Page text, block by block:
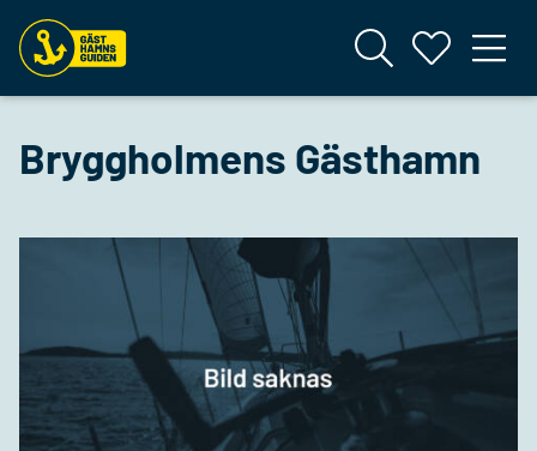
Bryggholmens Gästhamn